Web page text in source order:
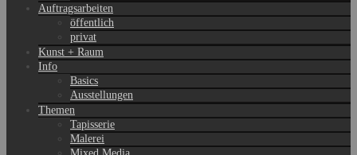
Auftragsarbeiten
öffentlich
privat
Kunst + Raum
Info
Basics
Ausstellungen
Themen
Tapisserie
Malerei